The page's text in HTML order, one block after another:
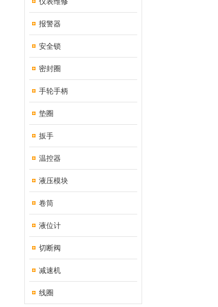
报警器
安全锁
密封圈
手轮手柄
垫圈
扳手
温控器
液压模块
卷筒
液位计
切断阀
减速机
线圈